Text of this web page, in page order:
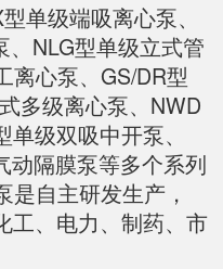
级端吸离心泵、
NLG型单级立式管
离心泵、GS/DR型
多级离心泵、NWD
级双吸中开泵、
动隔膜泵等多个系列
是自主研发生产，
工、电力、制药、市